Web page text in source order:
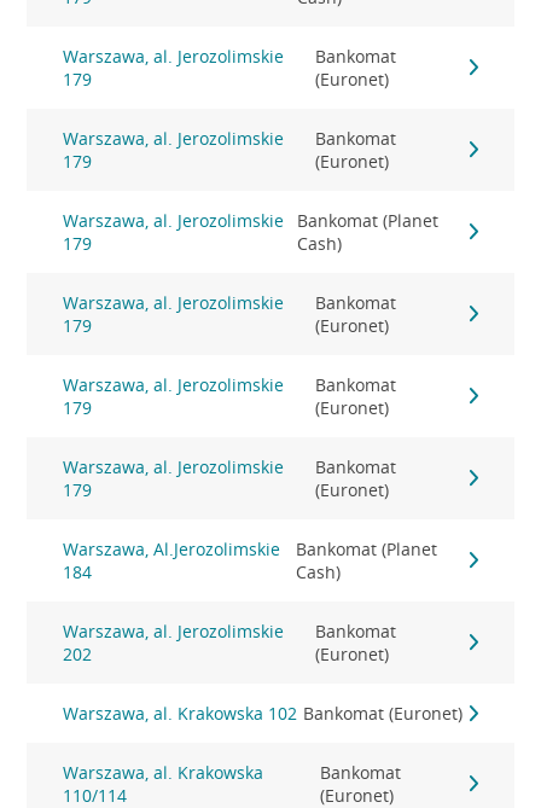
Warszawa, al. Jerozolimskie
179
Bankomat
(Euronet)
Warszawa, al. Jerozolimskie
179
Bankomat
(Euronet)
Warszawa, al. Jerozolimskie
179
Bankomat (Planet
Cash)
Warszawa, al. Jerozolimskie
179
Bankomat
(Euronet)
Warszawa, al. Jerozolimskie
179
Bankomat
(Euronet)
Warszawa, al. Jerozolimskie
179
Bankomat
(Euronet)
Warszawa, Al.Jerozolimskie
184
Bankomat (Planet
Cash)
Warszawa, al. Jerozolimskie
202
Bankomat
(Euronet)
Warszawa, al. Krakowska 102 Bankomat (Euronet)
Warszawa, al. Krakowska
110/114
Bankomat
(Euronet)